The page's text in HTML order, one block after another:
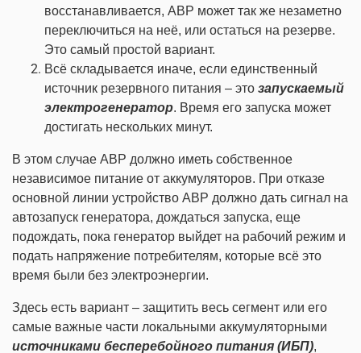
восстанавливается, АВР может так же незаметно
переключиться на неё, или остаться на резерве.
Это самый простой вариант.
Всё складывается иначе, если единственный
источник резервного питания – это запускаемый
электрогенератор. Время его запуска может
достигать нескольких минут.
В этом случае АВР должно иметь собственное
независимое питание от аккумуляторов. При отказе
основной линии устройство АВР должно дать сигнал на
автозапуск генератора, дождаться запуска, еще
подождать, пока генератор выйдет на рабочий режим и
подать напряжение потребителям, которые всё это
время были без электроэнергии.
Здесь есть вариант – защитить весь сегмент или его
самые важные части локальными аккумуляторными
источниками бесперебойного питания (ИБП),